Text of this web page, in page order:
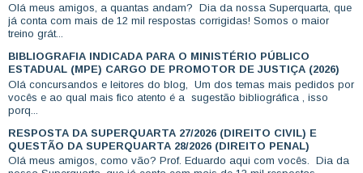
Olá meus amigos, a quantas andam? Dia da nossa Superquarta, que
já conta com mais de 12 mil respostas corrigidas! Somos o maior
treino grát...
BIBLIOGRAFIA INDICADA PARA O MINISTÉRIO PÚBLICO
ESTADUAL (MPE) CARGO DE PROMOTOR DE JUSTIÇA (2026)
Olá concursandos e leitores do blog, Um dos temas mais pedidos por
vocês e ao qual mais fico atento é a sugestão bibliográfica , isso
porq...
RESPOSTA DA SUPERQUARTA 27/2026 (DIREITO CIVIL) E
QUESTÃO DA SUPERQUARTA 28/2026 (DIREITO PENAL)
Olá meus amigos, como vão? Prof. Eduardo aqui com vocês. Dia da